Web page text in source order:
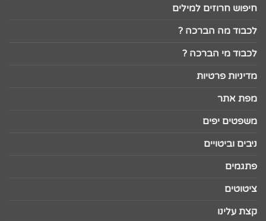
חיפוש חרוזים למילים
לכבוד מה הברכה ?
לכבוד מי הברכה ?
מדיניות פרטיות
מפת אתר
משפטים יפים
ניבים וביטויים
פתגמים
ציטוטים
קצת עלינו